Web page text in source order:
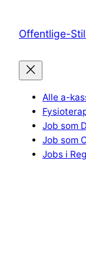
indholdOffentlige-
Alle a-
Job som
Job som
Jobs i